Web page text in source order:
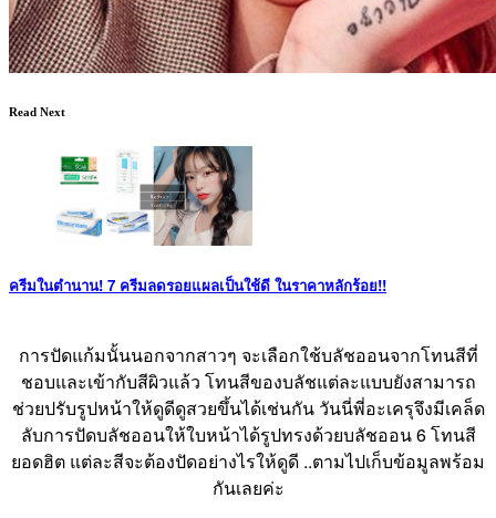
Read Next
ครีมในตำนาน! 7 ครีมลดรอยแผลเป็นใช้ดี ในราคาหลักร้อย!!
การปัดแก้มนั้นนอกจากสาวๆ จะเลือกใช้บลัชออนจากโทนสีที่
ชอบและเข้ากับสีผิวแล้ว โทนสีของบลัชแต่ละแบบยังสามารถ
ช่วยปรับรูปหน้าให้ดูดีดูสวยขึ้นได้เช่นกัน วันนี่พี่อะเครุจึงมีเคล็ด
ลับการปัดบลัชออนให้ใบหน้าได้รูปทรงด้วยบลัชออน 6 โทนสี
ยอดฮิต แต่ละสีจะต้องปัดอย่างไรให้ดูดี ..ตามไปเก็บข้อมูลพร้อม
กันเลยค่ะ